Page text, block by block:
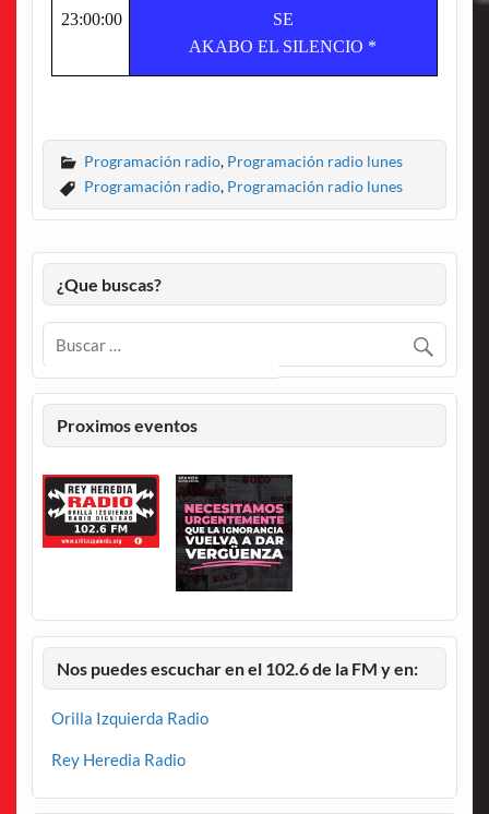
23:00:00
SE
AKABO EL SILENCIO *
Programación radio, Programación radio lunes
Programación radio, Programación radio lunes
¿Que buscas?
Proximos eventos
Nos puedes escuchar en el 102.6 de la FM y en:
Orilla Izquierda Radio
Rey Heredia Radio